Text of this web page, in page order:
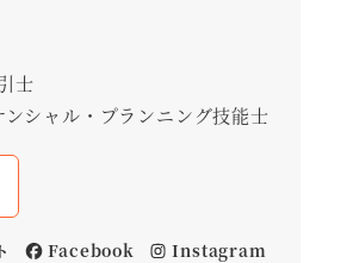
士
ンシャル・プランニング技能士
Facebook Instagram